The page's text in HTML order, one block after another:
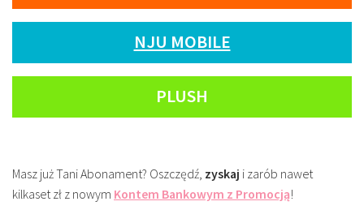
NJU MOBILE
PLUSH
Masz już Tani Abonament? Oszczędź, zyskaj i zarób nawet
kilkaset zł z nowym Kontem Bankowym z Promocją!